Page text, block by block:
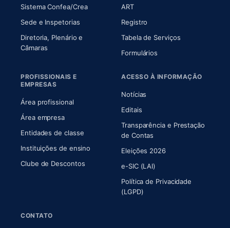
Sistema Confea/Crea(abre em nova aba)
Sede e Inspetorias
Diretoria, Plenário e
Câmaras(abre em nova aba)
ART(abre em nova aba)
Registro
Tabela de Serviços
Formulários
PROFISSIONAIS E
EMPRESAS
Área profissional
Área empresa
Entidades de classe
Instituições de ensino
Clube de Descontos
ACESSO À INFORMAÇÃO
Notícias
Editais
Transparência e Prestação
de Contas
Eleições 2026
e-SIC (LAI)
Política de Privacidade
(LGPD)
CONTATO